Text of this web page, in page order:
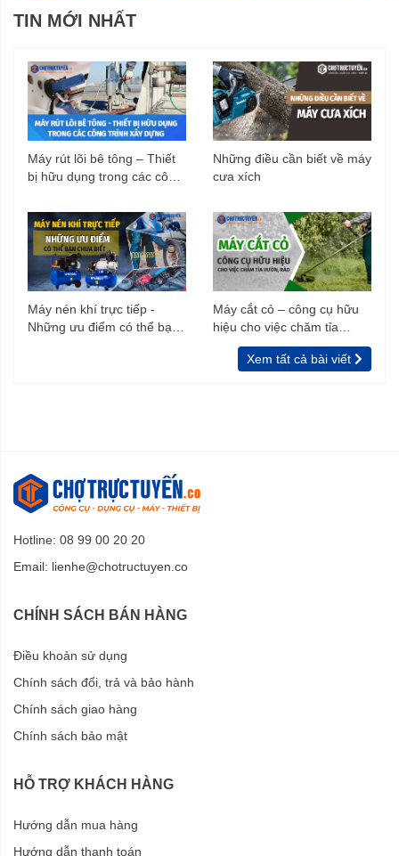
TIN MỚI NHẤT
Máy rút lõi bê tông – Thiết
bị hữu dụng trong các công
Những điều cần biết về máy
cưa xích
Máy nén khí trực tiếp -
Những ưu điểm có thể bạn
Máy cắt cỏ – công cụ hữu
hiệu cho việc chăm tỉa
vườn, rào
Xem tất cả bài viết
Hotline: 08 99 00 20 20
Email: lienhe@chotructuyen.co
CHÍNH SÁCH BÁN HÀNG
Điều khoản sử dụng
Chính sách đổi, trả và bảo hành
Chính sách giao hàng
Chính sách bảo mật
HỖ TRỢ KHÁCH HÀNG
Hướng dẫn mua hàng
Hướng dẫn thanh toán